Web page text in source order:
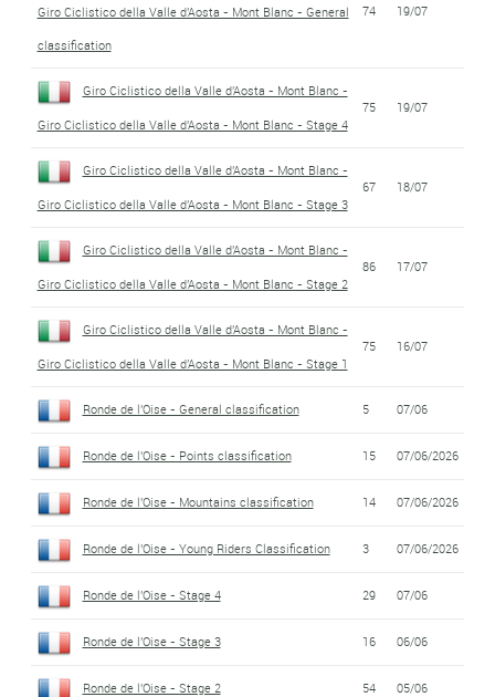
Giro Ciclistico della Valle d'Aosta - Mont Blanc - General
classification
74 19/07
Giro Ciclistico della Valle d'Aosta - Mont Blanc -
Giro Ciclistico della Valle d'Aosta - Mont Blanc - Stage 4
75 19/07
Giro Ciclistico della Valle d'Aosta - Mont Blanc -
Giro Ciclistico della Valle d'Aosta - Mont Blanc - Stage 3
67 18/07
Giro Ciclistico della Valle d'Aosta - Mont Blanc -
Giro Ciclistico della Valle d'Aosta - Mont Blanc - Stage 2
86 17/07
Giro Ciclistico della Valle d'Aosta - Mont Blanc -
Giro Ciclistico della Valle d'Aosta - Mont Blanc - Stage 1
75 16/07
Ronde de l'Oise - General classification 5 07/06
Ronde de l'Oise - Points classification 15 07/06/2026
Ronde de l'Oise - Mountains classification 14 07/06/2026
Ronde de l'Oise - Young Riders Classification 3 07/06/2026
Ronde de l'Oise - Stage 4 29 07/06
Ronde de l'Oise - Stage 3 16 06/06
Ronde de l'Oise - Stage 2 54 05/06